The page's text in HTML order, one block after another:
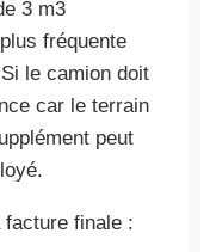
3 m3
fréquente
le camion doit
car le terrain
peut
finale :